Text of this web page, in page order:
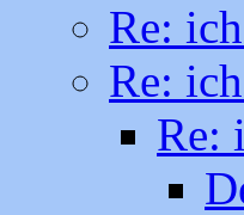
Re:
Re:
Re: